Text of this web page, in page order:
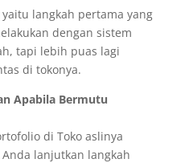
langkah pertama yang
dengan sistem
tapi lebih puas lagi
di tokonya.
Apabila Bermutu
di Toko aslinya
lanjutkan langkah